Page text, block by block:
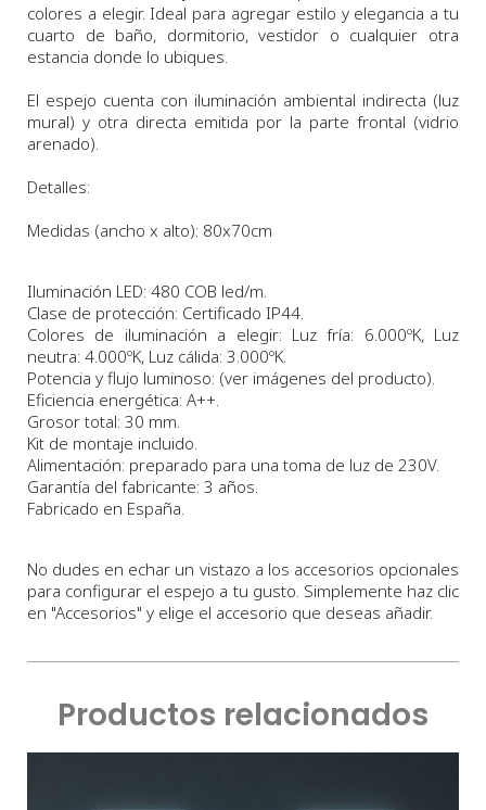
colores a elegir. Ideal para agregar estilo y elegancia a tu
cuarto de baño, dormitorio, vestidor o cualquier otra
estancia donde lo ubiques.
El espejo cuenta con iluminación ambiental indirecta (luz
mural) y otra directa emitida por la parte frontal (vidrio
arenado).
Detalles:
Medidas (ancho x alto): 80x70cm
Iluminación LED: 480 COB led/m.
Clase de protección: Certificado IP44.
Colores de iluminación a elegir: Luz fría: 6.000ºK, Luz
neutra: 4.000ºK, Luz cálida: 3.000ºK.
Potencia y flujo luminoso: (ver imágenes del producto).
Eficiencia energética: A++.
Grosor total: 30 mm.
Kit de montaje incluido.
Alimentación: preparado para una toma de luz de 230V.
Garantía del fabricante: 3 años.
Fabricado en España.
No dudes en echar un vistazo a los accesorios opcionales
para configurar el espejo a tu gusto. Simplemente haz clic
en "Accesorios" y elige el accesorio que deseas añadir.
Productos relacionados